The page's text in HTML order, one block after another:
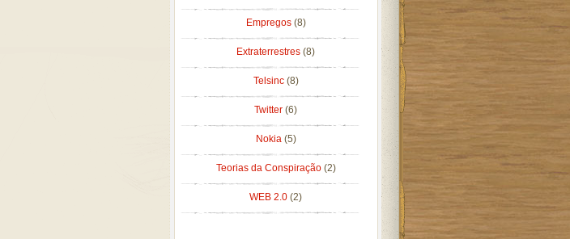
Empregos (8)
Extraterrestres (8)
Telsinc (8)
Twitter (6)
Nokia (5)
Teorias da Conspiração (2)
WEB 2.0 (2)